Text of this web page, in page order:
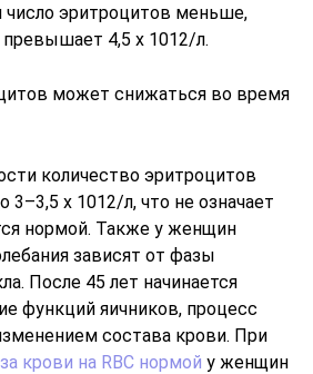
эритроцитов меньше,
4,5 х 1012/л.
может снижаться во время
количество эритроцитов
х 1012/л, что не означает
нормой. Также у женщин
зависят от фазы
После 45 лет начинается
функций яичников, процесс
состава крови. При
крови на RBC нормой у женщин